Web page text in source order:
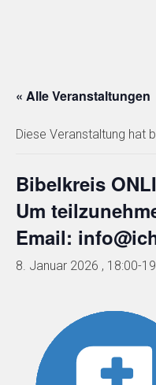
« Alle Veranstaltungen
Diese Veranstaltung hat
Bibelkreis
Um
Email:
8. Januar 2026 , 18:00-